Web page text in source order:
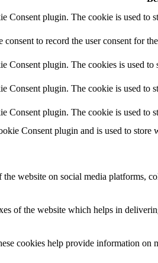
Consent plugin. The cookie is used to
to record the user consent for
Consent plugin. The cookies is used
Consent plugin. The cookie is used to
Consent plugin. The cookie is used to
Consent plugin and is used to store
website on social media platforms,
of the website which helps in
cookies help provide information on